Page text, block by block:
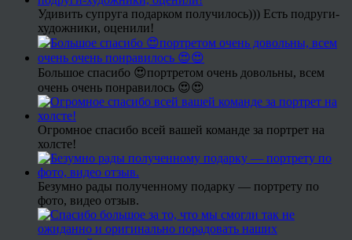
Удивить супруга подарком получилось))) Есть подруги-
художники, оценили!
Большое спасибо 😍портретом очень довольны, всем
очень очень понравилось 😍😍
Огромное спасибо всей вашей команде за портрет на
холсте!
Безумно рады полученному подарку — портрету по
фото, видео отзыв.